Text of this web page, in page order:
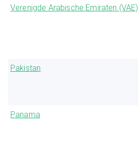
Verenigde Arabische Emiraten (VAE)
Pakistan
Panama